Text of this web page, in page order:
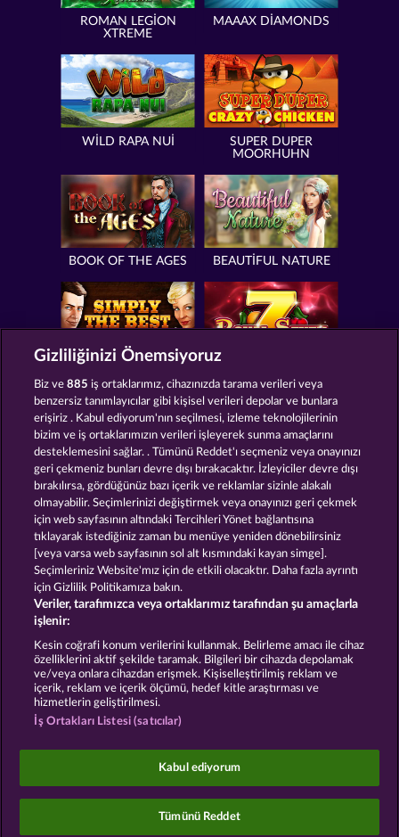
ROMAN LEGION
XTREME
MAAAX DIAMONDS
WILD RAPA NUI
SUPER DUPER
MOORHUHN
BOOK OF THE AGES BEAUTIFUL NATURE
SIMPLY THE BEST
GOLDEN EI OF
MOORHUHN
FOREVER
DIAMONDS
Bütün oyunları göster
Hüküm ve Koşullar Gizlilik Beyanı Künye
Şirket SSS
İptal talebini gönder
Sosyal casino oyunları sadece eğlence amaçlıdır ve
gerçek parayla oynanan kumar oyunlarında
kesinlikle hiçbir etkisi yoktur.
©2026 Whow Games GmbH
Gizliliğinizi Önemsiyoruz
Biz ve885 iş ortaklarımız, cihazınızda tarama verileri veya
benzersiz tanımlayıcılar gibi kişisel verileri depolar ve bunlara
erişiriz . Kabul ediyorum'nın seçilmesi, izleme teknolojilerinin
bizim ve iş ortaklarımızın verileri işleyerek sunma amaçlarını
desteklemesini sağlar. . Tümünü Reddet'ı seçmeniz veya onayınızı
geri çekmeniz bunları devre dışı bırakacaktır. İzleyiciler devre dışı
bırakılırsa, gördüğünüz bazı içerik ve reklamlar sizinle alakalı
olmayabilir. Seçimlerinizi değiştirmek veya onayınızı geri çekmek
için web sayfasının altındaki Tercihleri Yönet bağlantısına
tıklayarak istediğiniz zaman bu menüye yeniden dönebilirsiniz
[veya varsa web sayfasının sol alt kısmındaki kayan simge].
Seçimleriniz Website'mız için de etkili olacaktır. Daha fazla ayrıntı
için Gizlilik Politikamıza bakın.
Veriler, tarafımızca veya ortaklarımız tarafından şu amaçlarla
işlenir:
Kesin coğrafi konum verilerini kullanmak. Belirleme amacı ile cihaz
özelliklerini aktif şekilde taramak. Bilgileri bir cihazda depolamak
ve/veya onlara cihazdan erişmek. Kişiselleştirilmiş reklam ve
içerik, reklam ve içerik ölçümü, hedef kitle araştırması ve
hizmetlerin geliştirilmesi.
İş Ortakları Listesi (satıcılar)
Kabul ediyorum
Tümünü Reddet